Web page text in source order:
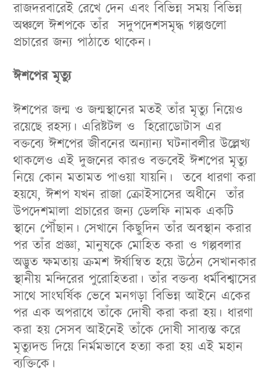
রাজদরবারেই রেখে দেন এবং বিভিন্ন সময় বিভিন্ন
অঞ্চলে ঈশপকে তাঁর সদুপদেশসমৃদ্ধ গল্পগুলো
প্রচারের জন্য পাঠাতে থাকেন।
ঈশপের মৃত্যু
ঈশপের জন্ম ও জন্মস্থানের মতই তাঁর মৃত্যু নিয়েও
রয়েছে রহস্য। এরিষ্টটল ও হিরোডোটাস এর
বক্তব্যে ঈশপের জীবনের অন্যান্য ঘটনাবলীর উল্লেখ্য
থাকলেও এই দুজনের কারও বক্তবেই ঈশপের মৃত্যু
নিয়ে কোন মতামত পাওয়া যায়নি। তবে ধারণা করা
হয়যে, ঈশপ যখন রাজা ক্রোইসাসের অধীনে তাঁর
উপদেশমালা প্রচারের জন্য ডেলফি নামক একটি
স্থানে পৌঁছান। সেখানে কিছুদিন তাঁর অবস্থান করার
পর তাঁর প্রজ্ঞা, মানুষকে মোহিত করা ও গল্পবলার
অদ্ভুত ক্ষমতায় ক্রমশ ঈর্ষান্বিত হয়ে উঠেন সেখানকার
স্থানীয় মন্দিরের পুরোহিতরা। তাঁর বক্তব্য ধর্মবিশ্বাসের
সাথে সাংঘর্ষিক ভেবে মনগড়া বিভিন্ন আইনে একের
পর এক অপরাধে তাঁকে দোষী করা করা হয়। ধারণা
করা হয় সেসব আইনেই তাঁকে দোষী সাব্যস্ত করে
মৃত্যুদন্ড দিয়ে নির্মমভাবে হত্যা করা হয় এই মহান
ব্যক্তিকে।